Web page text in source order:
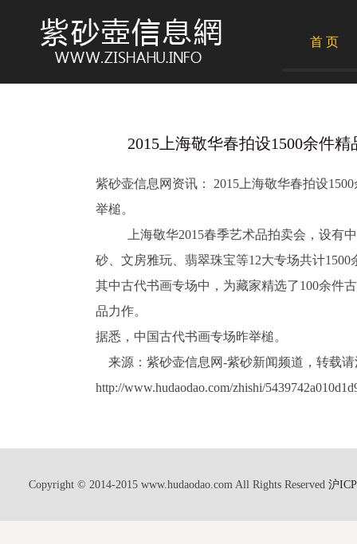
首 页
2015上海敬华春拍设1500余件精
紫砂壶信息网资讯： 2015上海敬华春拍设
举槌。
上海敬华2015春季艺术品拍卖会，设有中
砂、文房雅玩、翡翠珠宝等12大专场共计
其中古代书画专场中，为藏家精选了100余件
品力作。
据悉，中国古代书画专场昨举槌。
来源：紫砂壶信息网-紫砂新闻频道，转载
http://www.hudaodao.com/zhishi/
Copyright © 2014-2015 www.hudaodao.com All Rights Reserved 沪